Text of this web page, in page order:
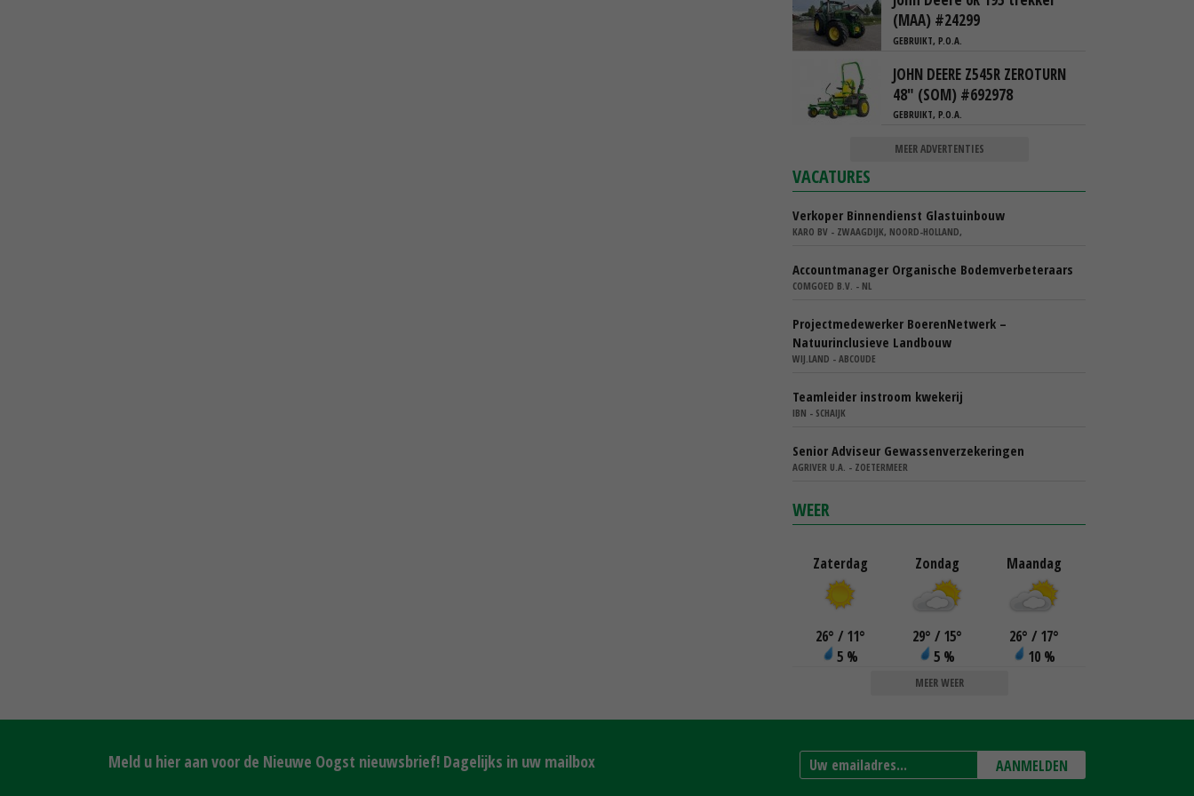
(MAA) #24299
GEBRUIKT, P.O.A.
JOHN DEERE Z545R ZEROTURN
48" (SOM) #692978
GEBRUIKT, P.O.A.
MEER ADVERTENTIES
VACATURES
Verkoper Binnendienst Glastuinbouw
KARO BV - ZWAAGDIJK, NOORD-HOLLAND,
Accountmanager Organische Bodemverbeteraars
COMGOED B.V. - NL
Projectmedewerker BoerenNetwerk –
Natuurinclusieve Landbouw
WIJ.LAND - ABCOUDE
Teamleider instroom kwekerij
IBN - SCHAIJK
Senior Adviseur Gewassenverzekeringen
AGRIVER U.A. - ZOETERMEER
WEER
Zaterdag
26° / 11°
5 %
Zondag
29° / 15°
5 %
Maandag
26° / 17°
10 %
MEER WEER
Meld u hier aan voor de Nieuwe Oogst nieuwsbrief! Dagelijks in uw mailbox AANMELDEN